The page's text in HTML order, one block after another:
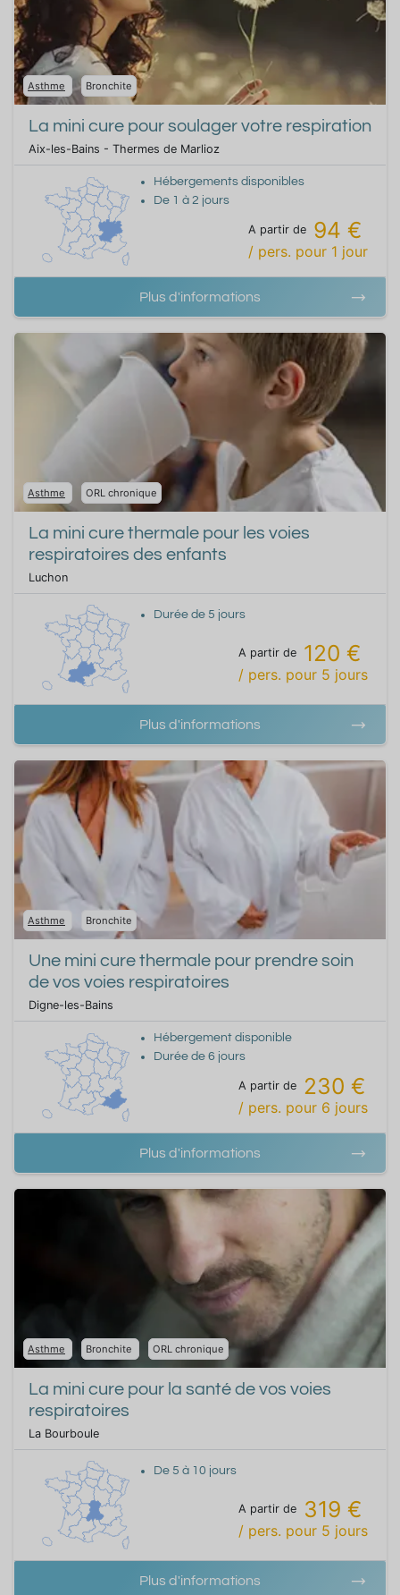
Asthme Bronchite
La mini cure pour soulager votre respiration
Aix-les-Bains - Thermes de Marlioz
Hébergements disponibles
De 1 à 2 jours
A partir de 94 €
/ pers. pour 1 jour
Plus d'informations
Asthme ORL chronique
La mini cure thermale pour les voies
respiratoires des enfants
Luchon
Durée de 5 jours
A partir de 120 €
/ pers. pour 5 jours
Plus d'informations
Asthme Bronchite
Une mini cure thermale pour prendre soin
de vos voies respiratoires
Digne-les-Bains
Hébergement disponible
Durée de 6 jours
A partir de 230 €
/ pers. pour 6 jours
Plus d'informations
Asthme Bronchite ORL chronique
La mini cure pour la santé de vos voies
respiratoires
La Bourboule
De 5 à 10 jours
A partir de 319 €
/ pers. pour 5 jours
Plus d'informations